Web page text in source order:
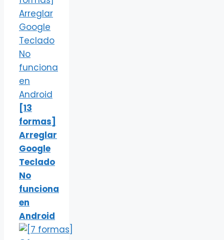
[13
formas]
Arreglar
Google
Teclado
No
funciona
en
Android